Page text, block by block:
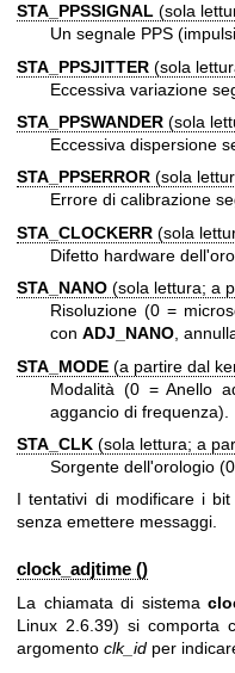
STA_PPSSIGNAL (sola
Un segnale PPS
STA_PPSJITTER (sola
Eccessiva variazione
STA_PPSWANDER (sola
Eccessiva dispersione
STA_PPSERROR (sola
Errore di calibrazione
STA_CLOCKERR (sola
Difetto hardware
STA_NANO (sola lettura; a
Risoluzione (0 =
con ADJ_NANO ,
STA_MODE (a partire dal
Modalità (0 = Anello
aggancio di frequenza).
STA_CLK (sola lettura; a
Sorgente dell'orologio
I tentativi di modificare i
senza emettere messaggi.
clock_adjtime ()
La chiamata di sistema
Linux 2.6.39) si comporta
argomento clk_id per